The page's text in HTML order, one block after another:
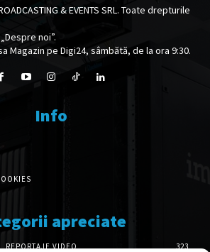
& EVENTS SRL. Toate drepturile
noi”.
Magazin pe Digi24, sâmbătă, de la ora 9:30.
Info
apreciate
REPORTAJE VIDEO 323